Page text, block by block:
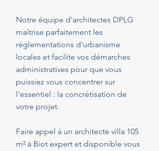
Notre équipe d'architectes DPLG
maîtrise parfaitement les
réglementations d'urbanisme
locales et facilite vos démarches
administratives pour que vous
puissiez vous concentrer sur
l'essentiel : la concrétisation de
votre projet.
Faire appel à un architecte villa 105
m² à Biot expert et disponible vous